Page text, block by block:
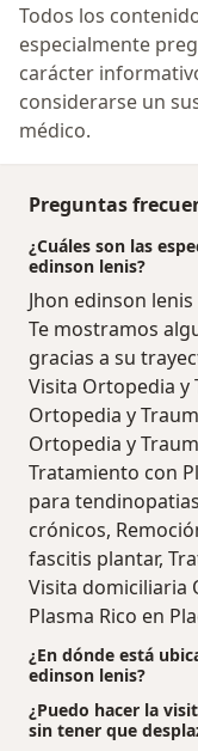
Todos los
especialmente
carácter
considerarse un
médico.
Preguntas
¿Cuáles son las
edinson lenis?
Jhon edinson
Te mostramos
gracias a su
Visita Ortopedia y
Ortopedia y
Ortopedia y
Tratamiento con
para
crónicos,
fascitis plantar,
Visita domiciliaria
Plasma Rico en
¿En dónde está
edinson lenis?
¿Puedo hacer la
sin tener que